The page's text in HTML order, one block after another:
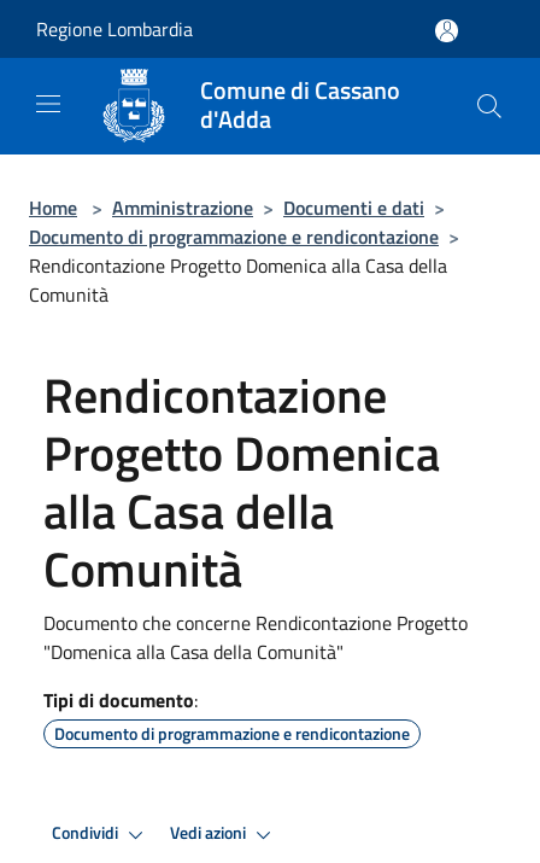
Regione Lombardia
Comune di Cassano
d'Adda
Home > Amministrazione > Documenti e dati >
Documento di programmazione e rendicontazione >
Rendicontazione Progetto Domenica alla Casa della
Comunità
Rendicontazione
Progetto Domenica
alla Casa della
Comunità
Documento che concerne Rendicontazione Progetto
"Domenica alla Casa della Comunità"
Tipi di documento:
Documento di programmazione e rendicontazione
Condividi Vedi azioni